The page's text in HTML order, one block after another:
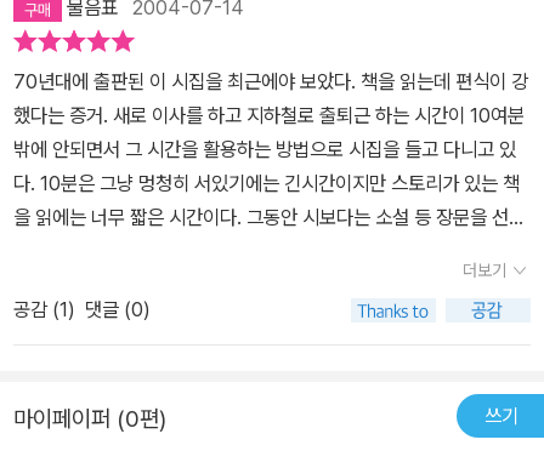
물음표 2004-07-14
70년대에 출판된 이 시집을 최근에야 보았다. 책을 읽는데 편식이 강
했다는 증거. 새로 이사를 하고 지하철로 출퇴근 하는 시간이 10여분
밖에 안되면서 그 시간을 활용하는 방법으로 시집을 들고 다니고 있
다. 10분은 그냥 멍청히 서있기에는 긴시간이지만 스토리가 있는 책
을 읽에는 너무 짧은 시간이다. 그동안 시보다는 소설 등 장문을 선호
보관하고 있던 옛날 시집들을 읽었다. 문지사 시집으로 나온 이성복
씨 시집을 몇권 읽으면서 시간이 지남에 따라 그 시인의 생각이 바뀌
고 스타일이 바뀌고 있는 것을 한눈에 볼 수 있었다. 문지사나 창비 같
품들을 전속과 같이 연달아 출판하고 있다는데 생각이 미쳤다. 그러
더보기
공감 (1) 댓글 (0)
마이페이퍼 (0편) 쓰기